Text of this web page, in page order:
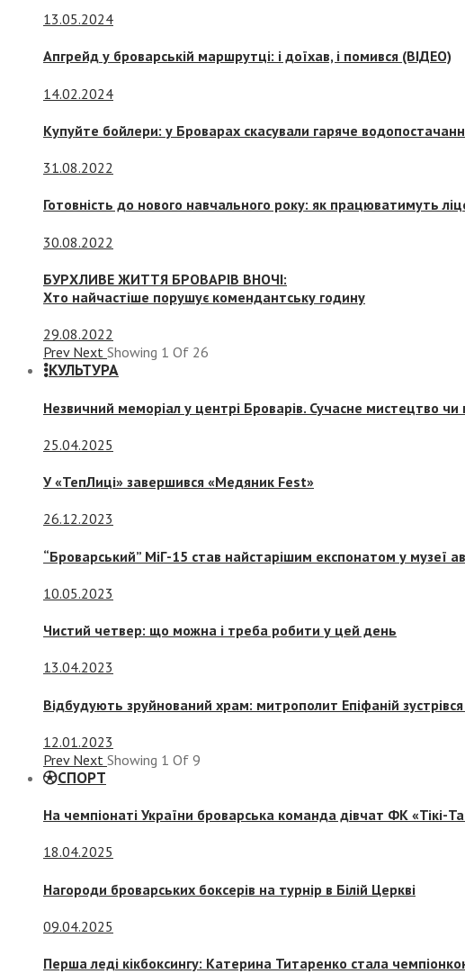
13.05.2024
Апгрейд у броварській маршрутці: і доїхав, і помився (ВІДЕО)
14.02.2024
Купуйте бойлери: у Броварах скасували гаряче
31.08.2022
Готовність до нового навчального року: як працюватимуть
30.08.2022
БУРХЛИВЕ ЖИТТЯ БРОВАРІВ ВНОЧІ:
Хто найчастіше порушує комендантську годину
29.08.2022
Prev Next Showing 1 Of 26
КУЛЬТУРА
Незвичний меморіал у центрі Броварів. Сучасне мистецтво
25.04.2025
У «ТепЛиці» завершився «Медяник Fest»
26.12.2023
“Броварський” МіГ-15 став найстарішим експонатом у музеї
10.05.2023
Чистий четвер: що можна і треба робити у цей день
13.04.2023
Відбудують зруйнований храм: митрополит Епіфаній
12.01.2023
Prev Next Showing 1 Of 9
СПОРТ
На чемпіонаті України броварська команда дівчат ФК «Тікі-
18.04.2025
Нагороди броварських боксерів на турнір в Білій Церкві
09.04.2025
Перша леді кікбоксингу: Катерина Титаренко стала